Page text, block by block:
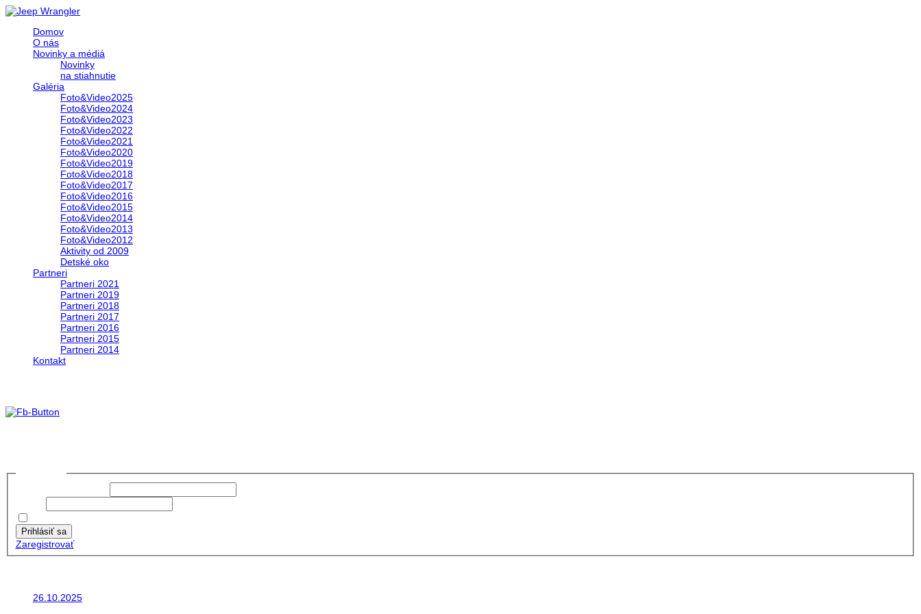
Domov
O nás
Novinky a médiá
Novinky
na stiahnutie
Galéria
Foto&Video2025
Foto&Video2024
Foto&Video2023
Foto&Video2022
Foto&Video2021
Foto&Video2020
Foto&Video2019
Foto&Video2018
Foto&Video2017
Foto&Video2016
Foto&Video2015
Foto&Video2014
Foto&Video2013
Foto&Video2012
Aktivity od 2009
Detské oko
Partneri
Partneri 2021
Partneri 2019
Partneri 2018
Partneri 2017
Partneri 2016
Partneri 2015
Partneri 2014
Kontakt
Prihlásiť sa
Zaregistrovať
26.10.2025